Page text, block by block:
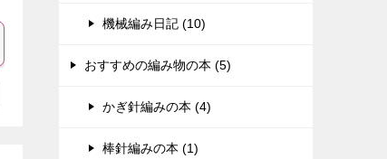
機械編み日記 (10)
おすすめの編み物の本 (5)
かぎ針編みの本 (4)
棒針編みの本 (1)